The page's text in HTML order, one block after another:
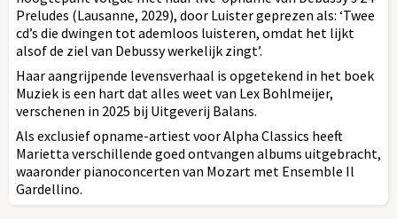
Preludes (Lausanne, 2029), door Luister geprezen als: ‘Twee
cd’s die dwingen tot ademloos luisteren, omdat het lijkt
alsof de ziel van Debussy werkelijk zingt’.
Haar aangrijpende levensverhaal is opgetekend in het boek
Muziek is een hart dat alles weet van Lex Bohlmeijer,
verschenen in 2025 bij Uitgeverij Balans.
Als exclusief opname-artiest voor Alpha Classics heeft
Marietta verschillende goed ontvangen albums uitgebracht,
waaronder pianoconcerten van Mozart met Ensemble Il
Gardellino.